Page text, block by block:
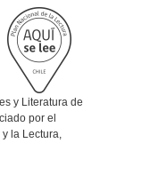
y Literatura de
por el
la Lectura,